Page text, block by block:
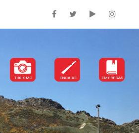
TURISMO ENCAIXE EMPRESAS